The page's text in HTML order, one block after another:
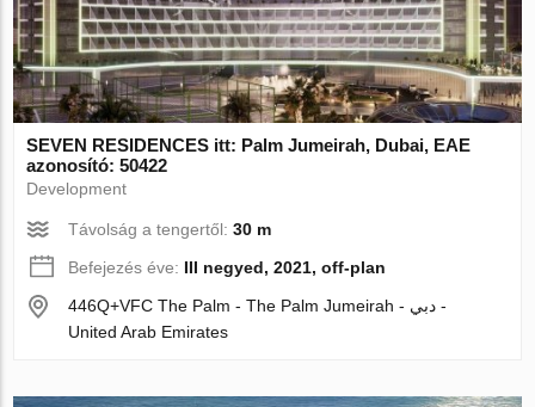
SEVEN RESIDENCES itt: Palm Jumeirah, Dubai, EAE
azonosító: 50422
Development
Távolság a tengertől:30 m
Befejezés éve: III negyed, 2021, off-plan
446Q+VFC The Palm - The Palm Jumeirah - دبي -
United Arab Emirates